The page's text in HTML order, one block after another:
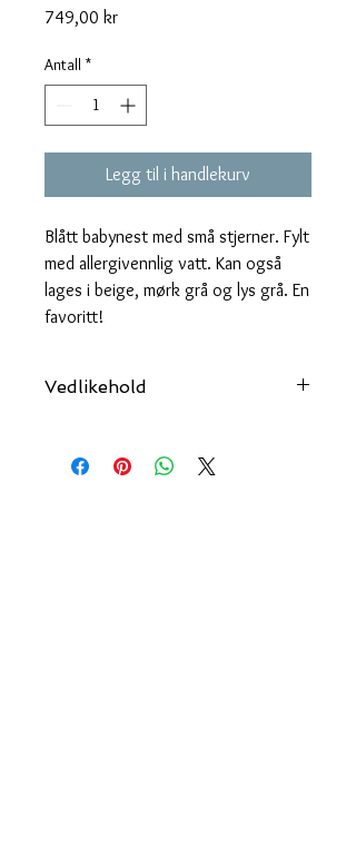
749,00 krPris
Antall *
Legg til i handlekurv
Blått babynest med små stjerner. Fylt
med allergivennlig vatt. Kan også
lages i beige, mørk grå og lys grå. En
favoritt!
Vedlikehold
grader. Det er flott om du tørker det i
tørketrommelen etterpå slik at det blir